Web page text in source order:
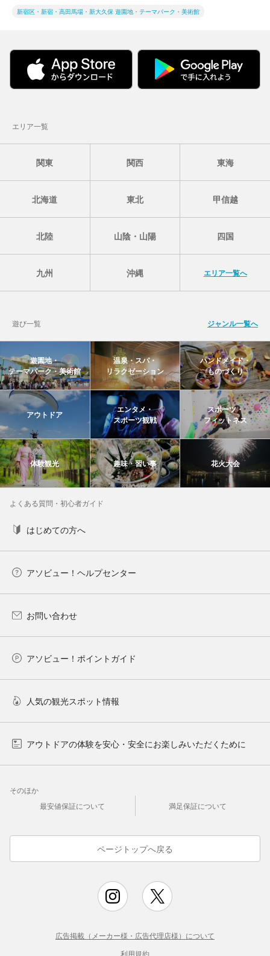
新宿区・新宿・高田馬場・新大久保 遊園地・テーマパーク・美術館
エリア一覧
関東 関西 東海
北海道 東北 甲信越
北陸 山陰・山陽 四国
九州 沖縄 エリア一覧へ
遊び一覧 ジャンル一覧へ
遊園地・
テーマパーク・美術館
温泉・スパ・
リラクゼーション
ハンドメイド・
ものづくり
アウトドア
エンタメ・
スポーツ観戦
スポーツ・
フィットネス
体験観光 趣味・習い事 花火大会
よくある質問・初心者ガイド
はじめての方へ
アソビュー！ヘルプセンター
お問い合わせ
アソビュー！ポイントガイド
人気の観光スポット情報
アウトドアの体験を安心・安全にお楽しみいただくために
そのほか
最安値保証について
満足保証について
ページトップへ戻る
広告掲載（メーカー様・広告代理店様）について
利用規約